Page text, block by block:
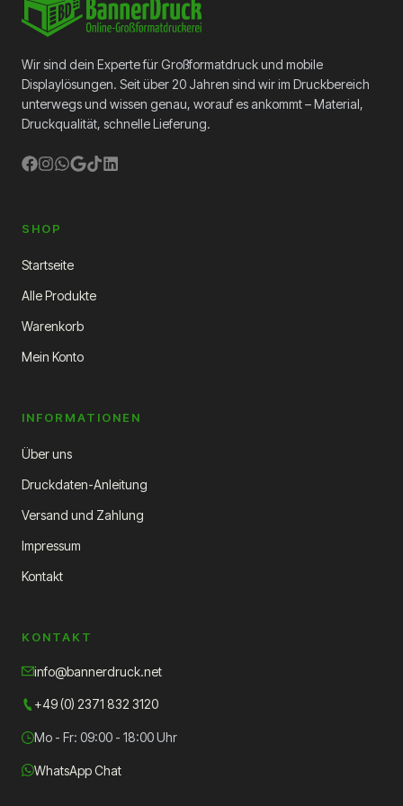
Wir sind dein Experte für Großformatdruck und mobile
Displaylösungen. Seit über 20 Jahren sind wir im Druckbereich
unterwegs und wissen genau, worauf es ankommt – Material,
Druckqualität, schnelle Lieferung.
SHOP
Startseite
Alle Produkte
Warenkorb
Mein Konto
INFORMATIONEN
Über uns
Druckdaten-Anleitung
Versand und Zahlung
Impressum
Kontakt
KONTAKT
info@bannerdruck.net
+49 (0) 2371 832 3120
Mo - Fr: 09:00 - 18:00 Uhr
WhatsApp Chat